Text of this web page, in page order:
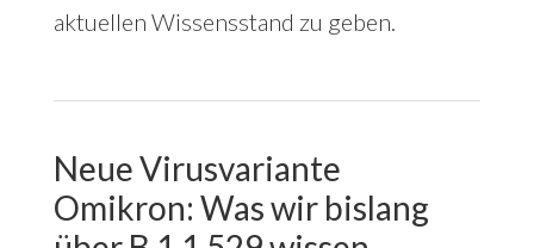
aktuellen Wissensstand zu geben.
Neue Virusvariante
Omikron: Was wir bislang